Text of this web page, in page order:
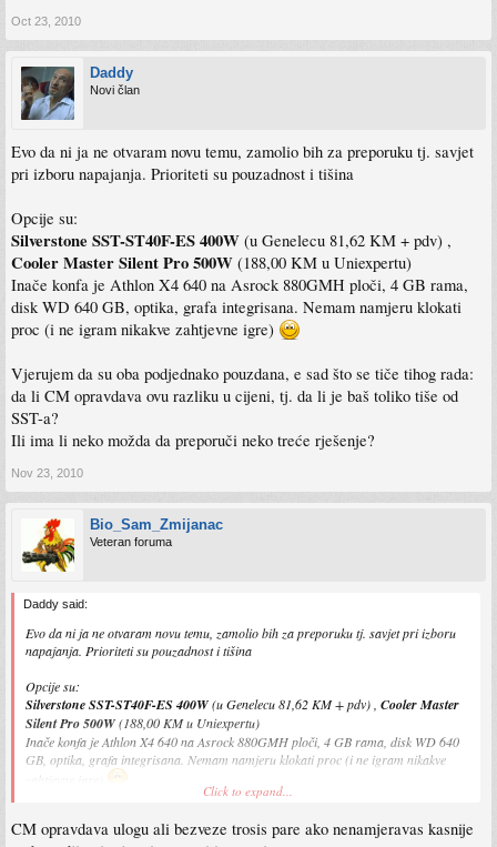
Oct 23, 2010
Daddy
Novi član
Evo da ni ja ne otvaram novu temu, zamolio bih za preporuku tj. savjet
pri izboru napajanja. Prioriteti su pouzadnost i tišina
Opcije su:
Silverstone SST-ST40F-ES 400W (u Genelecu 81,62 KM + pdv) ,
Cooler Master Silent Pro 500W (188,00 KM u Uniexpertu)
Inače konfa je Athlon X4 640 na Asrock 880GMH ploči, 4 GB rama,
disk WD 640 GB, optika, grafa integrisana. Nemam namjeru klokati
proc (i ne igram nikakve zahtjevne igre)
Vjerujem da su oba podjednako pouzdana, e sad što se tiče tihog rada:
da li CM opravdava ovu razliku u cijeni, tj. da li je baš toliko tiše od
SST-a?
Ili ima li neko možda da preporuči neko treće rješenje?
Nov 23, 2010
Bio_Sam_Zmijanac
Veteran foruma
Daddy said:
Evo da ni ja ne otvaram novu temu, zamolio bih za preporuku tj. savjet pri izboru
napajanja. Prioriteti su pouzadnost i tišina
Opcije su:
Silverstone SST-ST40F-ES 400W(u Genelecu 81,62 KM + pdv) , Cooler Master
Silent Pro 500W(188,00 KM u Uniexpertu)
Inače konfa je Athlon X4 640 na Asrock 880GMH ploči, 4 GB rama, disk WD 640
GB, optika, grafa integrisana. Nemam namjeru klokati proc (i ne igram nikakve
opravdava ovu razliku u cijeni, tj. da li je baš toliko tiše od SST-a?
Click to expand...
CM opravdava ulogu ali bezveze trosis pare ako nenamjeravas kasnije